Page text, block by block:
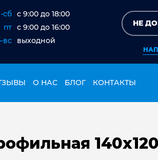
сб c 9:00 до 18:00
пт c 9:00 до 16:00
вс
выходной
НЕ
О НАС БЛОГ КОНТАКТЫ